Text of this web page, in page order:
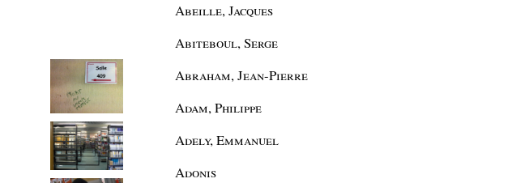
Abeille, Jacques
Abiteboul, Serge
Abraham, Jean-Pierre
Adam, Philippe
Adely, Emmanuel
Adonis